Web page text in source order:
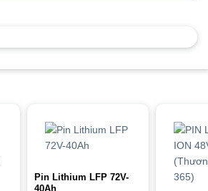
Pin Lithium LFP 72V-
40Ah